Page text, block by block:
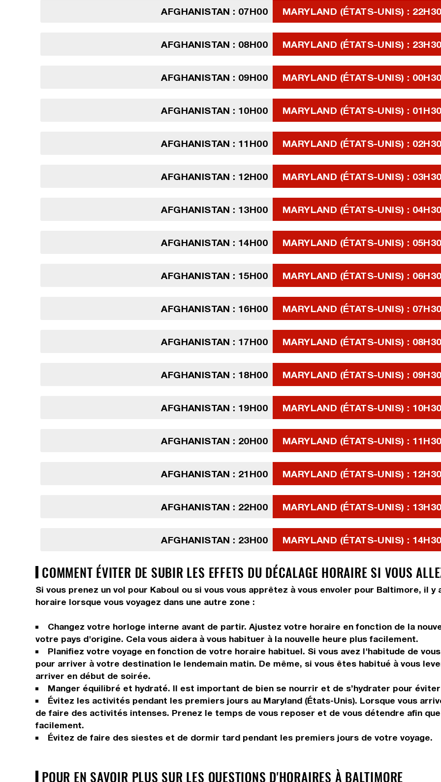
AFGHANISTAN : 07H00 MARYLAND (ÉTATS-UNIS) :
AFGHANISTAN : 08H00 MARYLAND (ÉTATS-UNIS) :
AFGHANISTAN : 09H00 MARYLAND (ÉTATS-UNIS) : 00H30
AFGHANISTAN : 10H00 MARYLAND (ÉTATS-UNIS) : 01H30
AFGHANISTAN : 11H00 MARYLAND (ÉTATS-UNIS) : 02H30
AFGHANISTAN : 12H00 MARYLAND (ÉTATS-UNIS) : 03H30
AFGHANISTAN : 13H00 MARYLAND (ÉTATS-UNIS) : 04H30
AFGHANISTAN : 14H00 MARYLAND (ÉTATS-UNIS) : 05H30
AFGHANISTAN : 15H00 MARYLAND (ÉTATS-UNIS) : 06H30
AFGHANISTAN : 16H00 MARYLAND (ÉTATS-UNIS) : 07H30
AFGHANISTAN : 17H00 MARYLAND (ÉTATS-UNIS) : 08H30
AFGHANISTAN : 18H00 MARYLAND (ÉTATS-UNIS) : 09H30
AFGHANISTAN : 19H00 MARYLAND (ÉTATS-UNIS) : 10H30
AFGHANISTAN : 20H00 MARYLAND (ÉTATS-UNIS) : 11H30
AFGHANISTAN : 21H00 MARYLAND (ÉTATS-UNIS) : 12H30
AFGHANISTAN : 22H00 MARYLAND (ÉTATS-UNIS) : 13H30
AFGHANISTAN : 23H00 MARYLAND (ÉTATS-UNIS) : 14H30
COMMENT ÉVITER DE SUBIR LES EFFETS DU DÉCALAGE HORAIRE SI VOUS
Si vous prenez un vol pour Kaboul ou si vous vous apprêtez à vous envoler pour Baltimore, il
horaire lorsque vous voyagez dans une autre zone :
Changez votre horloge interne avant de partir. Ajustez votre horaire en fonction de la
votre pays d'origine. Cela vous aidera à vous habituer à la nouvelle heure plus facilement.
Planifiez votre voyage en fonction de votre horaire habituel. Si vous avez l'habitude de
pour arriver à votre destination le lendemain matin. De même, si vous êtes habitué à vous
arriver en début de soirée.
Manger équilibré et hydraté. Il est important de bien se nourrir et de s’hydrater pour
Évitez les activités pendant les premiers jours au Maryland (États-Unis). Lorsque vous
de faire des activités intenses. Prenez le temps de vous reposer et de vous détendre afin
facilement.
Évitez de faire des siestes et de dormir tard pendant les premiers jours de votre voyage.
POUR EN SAVOIR PLUS SUR LES QUESTIONS D'HORAIRES À BALTIMORE